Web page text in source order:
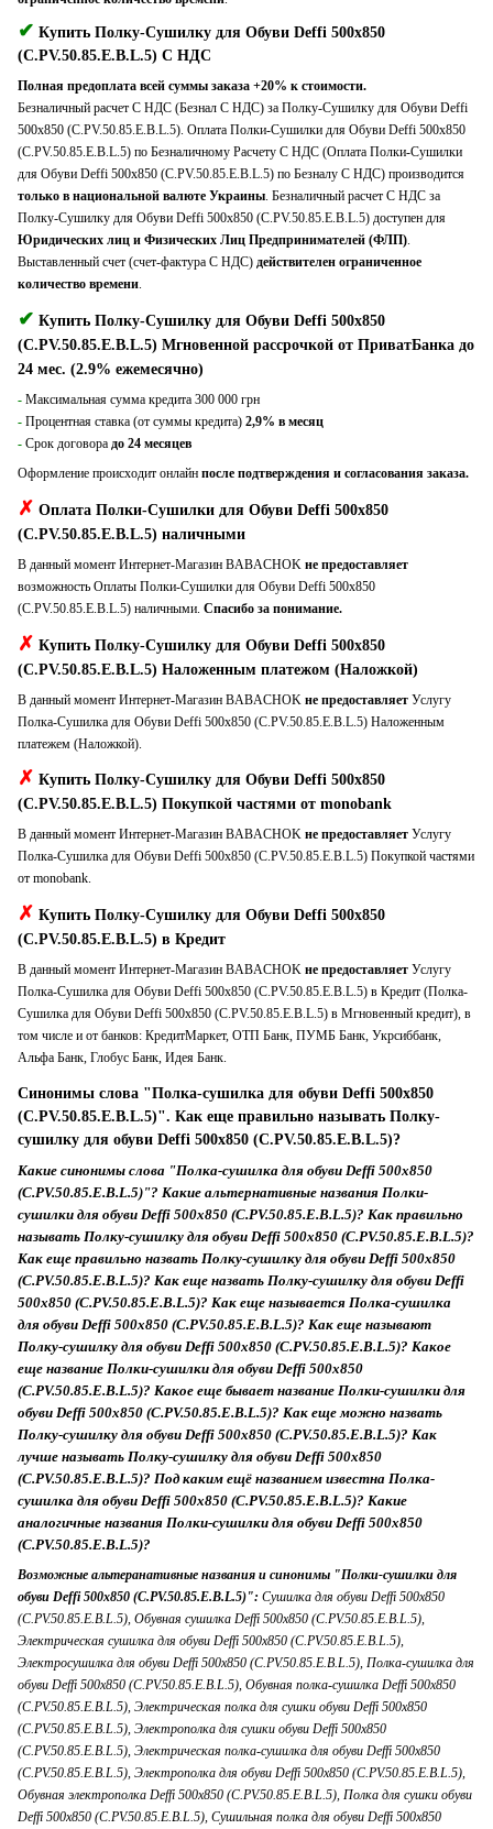
✔ Купить Полку-Сушилку для Обуви Deffi 500x850
(C.PV.50.85.E.B.L.5) С НДС
Полная предоплата всей суммы заказа +20% к стоимости.
Безналичный расчет С НДС (Безнал С НДС) за Полку-Сушилку для Обуви Deffi
500x850 (C.PV.50.85.E.B.L.5). Оплата Полки-Сушилки для Обуви Deffi 500x850
(C.PV.50.85.E.B.L.5) по Безналичному Расчету С НДС (Оплата Полки-Сушилки
для Обуви Deffi 500x850 (C.PV.50.85.E.B.L.5) по Безналу С НДС) производится
только в национальной валюте Украины. Безналичный расчет С НДС за
Полку-Сушилку для Обуви Deffi 500x850 (C.PV.50.85.E.B.L.5) доступен для
Юридических лиц и Физических Лиц Предпринимателей (ФЛП).
Выставленный счет (счет-фактура С НДС) действителен ограниченное
количество времени.
✔ Купить Полку-Сушилку для Обуви Deffi 500x850
(C.PV.50.85.E.B.L.5) Мгновенной рассрочкой от ПриватБанка до
24 мес. (2.9% ежемесячно)
- Максимальная сумма кредита 300 000 грн
- Процентная ставка (от суммы кредита) 2,9% в месяц
- Срок договора до 24 месяцев
Оформление происходит онлайн после подтверждения и согласования заказа.
✗ Оплата Полки-Сушилки для Обуви Deffi 500x850
(C.PV.50.85.E.B.L.5) наличными
В данный момент Интернет-Магазин BABACHOK не предоставляет
возможность Оплаты Полки-Сушилки для Обуви Deffi 500x850
(C.PV.50.85.E.B.L.5) наличными. Спасибо за понимание.
✗ Купить Полку-Сушилку для Обуви Deffi 500x850
(C.PV.50.85.E.B.L.5) Наложенным платежом (Наложкой)
В данный момент Интернет-Магазин BABACHOK не предоставляет Услугу
Полка-Сушилка для Обуви Deffi 500x850 (C.PV.50.85.E.B.L.5) Наложенным
платежем (Наложкой).
✗ Купить Полку-Сушилку для Обуви Deffi 500x850
(C.PV.50.85.E.B.L.5) Покупкой частями от monobank
В данный момент Интернет-Магазин BABACHOK не предоставляет Услугу
Полка-Сушилка для Обуви Deffi 500x850 (C.PV.50.85.E.B.L.5) Покупкой частями
от monobank.
✗ Купить Полку-Сушилку для Обуви Deffi 500x850
(C.PV.50.85.E.B.L.5) в Кредит
В данный момент Интернет-Магазин BABACHOK не предоставляет Услугу
Полка-Сушилка для Обуви Deffi 500x850 (C.PV.50.85.E.B.L.5) в Кредит (Полка-
Сушилка для Обуви Deffi 500x850 (C.PV.50.85.E.B.L.5) в Мгновенный кредит), в
том числе и от банков: КредитМаркет, ОТП Банк, ПУМБ Банк, Укрсиббанк,
Альфа Банк, Глобус Банк, Идея Банк.
Синонимы слова "Полка-сушилка для обуви Deffi 500x850
(C.PV.50.85.E.B.L.5)". Как еще правильно называть Полку-
сушилку для обуви Deffi 500x850 (C.PV.50.85.E.B.L.5)?
Какие синонимы слова "Полка-сушилка для обуви Deffi 500x850
(C.PV.50.85.E.B.L.5)"? Какие альтернативные названия Полки-
сушилки для обуви Deffi 500x850 (C.PV.50.85.E.B.L.5)? Как правильно
называть Полку-сушилку для обуви Deffi 500x850 (C.PV.50.85.E.B.L.5)?
Как еще правильно назвать Полку-сушилку для обуви Deffi 500x850
(C.PV.50.85.E.B.L.5)? Как еще назвать Полку-сушилку для обуви Deffi
500x850 (C.PV.50.85.E.B.L.5)? Как еще называется Полка-сушилка
для обуви Deffi 500x850 (C.PV.50.85.E.B.L.5)? Как еще называют
Полку-сушилку для обуви Deffi 500x850 (C.PV.50.85.E.B.L.5)? Какое
еще название Полки-сушилки для обуви Deffi 500x850
(C.PV.50.85.E.B.L.5)? Какое еще бывает название Полки-сушилки для
обуви Deffi 500x850 (C.PV.50.85.E.B.L.5)? Как еще можно назвать
Полку-сушилку для обуви Deffi 500x850 (C.PV.50.85.E.B.L.5)? Как
лучше называть Полку-сушилку для обуви Deffi 500x850
(C.PV.50.85.E.B.L.5)? Под каким ещё названием известна Полка-
сушилка для обуви Deffi 500x850 (C.PV.50.85.E.B.L.5)? Какие
аналогичные названия Полки-сушилки для обуви Deffi 500x850
(C.PV.50.85.E.B.L.5)?
Возможные альтеранативные названия и синонимы "Полки-сушилки для
обуви Deffi 500x850 (C.PV.50.85.E.B.L.5)": Сушилка для обуви Deffi 500x850
(C.PV.50.85.E.B.L.5), Обувная сушилка Deffi 500x850 (C.PV.50.85.E.B.L.5),
Электрическая сушилка для обуви Deffi 500x850 (C.PV.50.85.E.B.L.5),
Электросушилка для обуви Deffi 500x850 (C.PV.50.85.E.B.L.5), Полка-сушилка для
обуви Deffi 500x850 (C.PV.50.85.E.B.L.5), Обувная полка-сушилка Deffi 500x850
(C.PV.50.85.E.B.L.5), Электрическая полка для сушки обуви Deffi 500x850
(C.PV.50.85.E.B.L.5), Электрополка для сушки обуви Deffi 500x850
(C.PV.50.85.E.B.L.5), Электрическая полка-сушилка для обуви Deffi 500x850
(C.PV.50.85.E.B.L.5), Электрополка для обуви Deffi 500x850 (C.PV.50.85.E.B.L.5),
Обувная электрополка Deffi 500x850 (C.PV.50.85.E.B.L.5), Полка для сушки обуви
Deffi 500x850 (C.PV.50.85.E.B.L.5), Сушильная полка для обуви Deffi 500x850